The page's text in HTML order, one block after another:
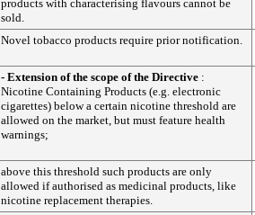
products with characterising flavours cannot be
sold.
Novel tobacco products require prior notification.
- Extension of the scope of the Directive :
Nicotine Containing Products (e.g. electronic
cigarettes) below a certain nicotine threshold are
allowed on the market, but must feature health
warnings;
above this threshold such products are only
allowed if authorised as medicinal products, like
nicotine replacement therapies.